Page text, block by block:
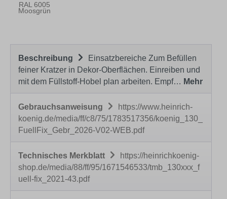
RAL 6005
Moosgrün
Beschreibung
Einsatzbereiche Zum Befüllen
feiner Kratzer in Dekor-Oberflächen. Einreiben und
mit dem Füllstoff-Hobel plan arbeiten. Empf… Mehr
Gebrauchsanweisung
https://www.heinrich-
koenig.de/media/ff/c8/75/1783517356/koenig_130_
FuellFix_Gebr_2026-V02-WEB.pdf
Technisches Merkblatt
https://heinrichkoenig-
shop.de/media/88/ff/95/1671546533/tmb_130xxx_f
uell-fix_2021-43.pdf